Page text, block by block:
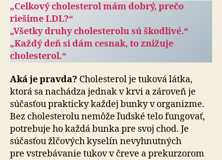
„Celkový cholesterol mám dobrý, prečo
riešime LDL?“
„Všetky druhy cholesterolu sú škodlivé.“
„Každý deň si dám cesnak, to znižuje
cholesterol.“
Aká je pravda? Cholesterol je tuková látka,
ktorá sa nachádza jednak v krvi a zá­ro­veň je
súčasťou prakticky každej bunky v orga­nizme.
Bez cho­leste­rolu nemôže ľudské telo fungovať,
potre­buje ho každá bunka pre svoj chod. Je
súčasťou žlčových kyselín ne­vyhnut­ných
pre vstre­bá­vanie tukov v čreve a pre­kur­zo­rom